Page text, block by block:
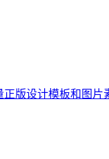
设计模板和图片